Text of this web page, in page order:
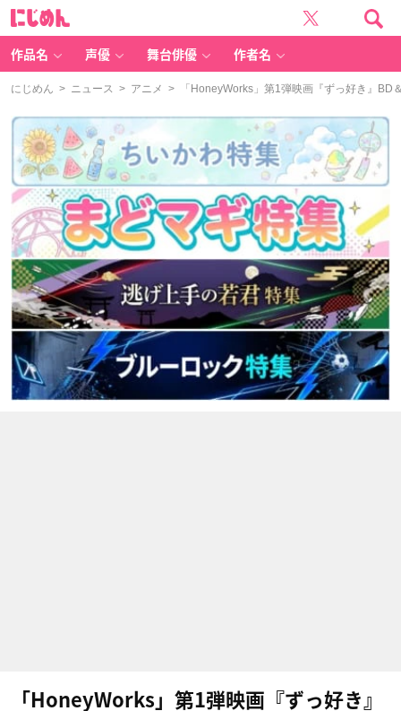
作品名 声優 舞台俳優 作者名
にじめん > ニュース > アニメ > 「HoneyWorks」第1弾映画『ずっ好き』BD
「HoneyWorks」第1弾映画『ずっ好き』